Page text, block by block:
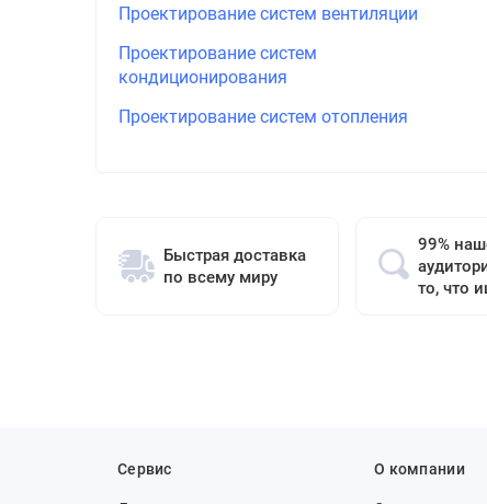
Проектирование систем вентиляции
Проектирование систем
кондиционирования
Проектирование систем отопления
Быстрая доставка
по всему миру
99%
то, что
Сервис О компании